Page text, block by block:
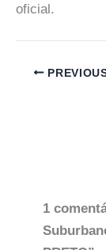
oficial.
1